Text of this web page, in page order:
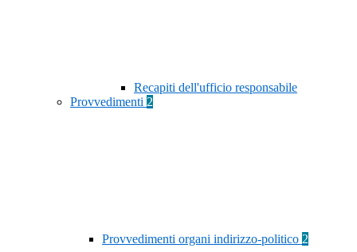
Recapiti dell'ufficio responsabile
Provvedimenti 2
Provvedimenti organi indirizzo-politico 2